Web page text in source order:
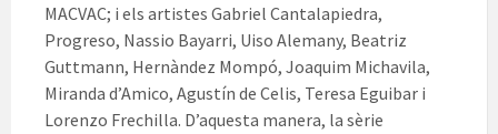
MACVAC; i els artistes Gabriel Cantalapiedra,
Progreso, Nassio Bayarri, Uiso Alemany, Beatriz
Guttmann, Hernàndez Mompó, Joaquim Michavila,
Miranda d’Amico, Agustín de Celis, Teresa Eguibar i
Lorenzo Frechilla. D’aquesta manera, la sèrie